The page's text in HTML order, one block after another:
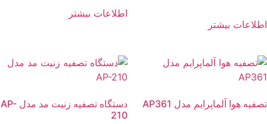
اطلاعات بیشتر
اطلاعات بیشتر
تصفیه هوا آلماپرایم مدل AP361
دستگاه تصفیه زنیت مد مدل AP-
210